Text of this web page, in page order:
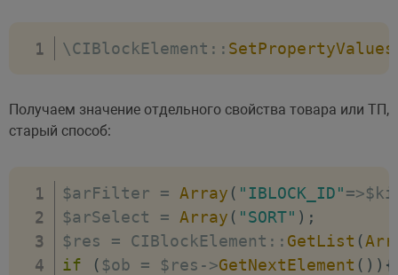
\CIBlockElement : :
Получаем значение отдельного свойства товара или ТП,
старый способ:
$arFilter = Array ( "IBLOCK_ID"=>
$arSelect = Array ( "SORT" ) ;
$res = CIBlockElement : : GetList (
if
( $ob = $res ->GetNextElement ( ) ) {